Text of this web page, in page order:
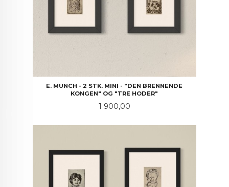
E. MUNCH - 2 STK. MINI - "DEN BRENNENDE
KONGEN" OG "TRE HODER"
Pris
1 900,00